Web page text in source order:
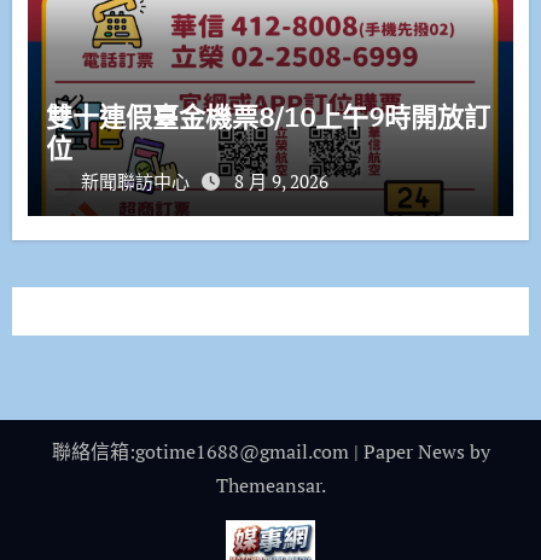
雙十連假臺金機票8/10上午9時開放訂
位
新聞聯訪中心 8 月 9, 2026
聯絡信箱:gotime1688@gmail.com | Paper News by
Themeansar.